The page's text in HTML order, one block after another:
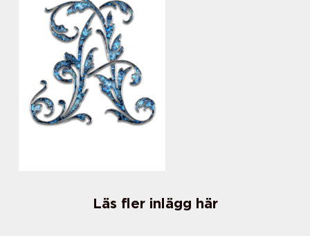
Läs fler inlägg här